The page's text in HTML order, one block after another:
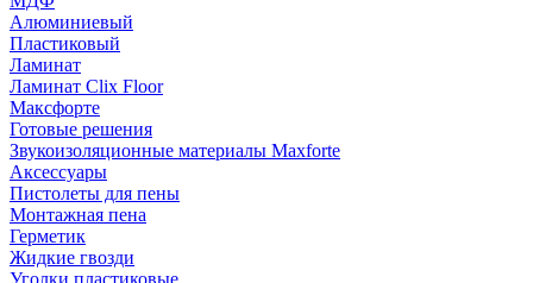
Алюминиевый
Пластиковый
Ламинат
Ламинат Clix Floor
Максфорте
Готовые решения
Звукоизоляционные материалы Maxforte
Аксессуары
Пистолеты для пены
Монтажная пена
Герметик
Жидкие гвозди
Уголки пластиковые